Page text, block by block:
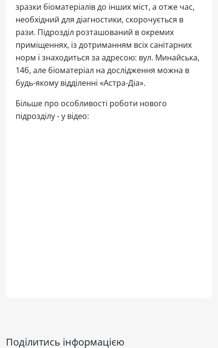
зразки біоматеріалів до інших міст, а отже час,
необхідний для діагностики, скорочується в
рази. Підрозділ розташований в окремих
приміщеннях, із дотриманням всіх санітарних
норм і знаходиться за адресою: вул. Минайська,
14б, але біоматеріал на дослідження можна в
будь-якому відділенні «Астра-Діа».
Більше про особливості роботи нового
підрозділу - у відео:
Поділитись інформацією